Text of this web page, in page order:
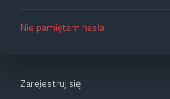
Nie pamiętam hasła
Zarejestruj się